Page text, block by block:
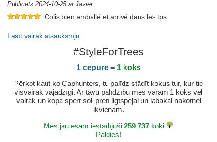
Publicēts 2024-10-25 ar Javier
Colis bien emballé et arrivé dans les tps
Lasīt vairāk atsauksmju
#StyleForTrees
1 cepure= 1 koks
Pērkot kaut ko Caphunters, tu palīdz stādīt kokus tur, kur tie
visvairāk vajadzīgi. Ar tavu palīdzību mēs varam 1 koks vēl
vairāk un kopā spert soli pretī ilgtspējai un labākai nākotnei
ikvienam.
Mēs jau esam iestādījuši 259.737 koki
Paldies!